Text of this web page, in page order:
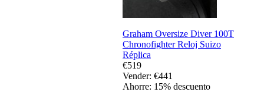
Graham Oversize Diver 100T
Chronofighter Reloj Suizo
Réplica
€519
Vender: €441
Ahorre: 15% descuento